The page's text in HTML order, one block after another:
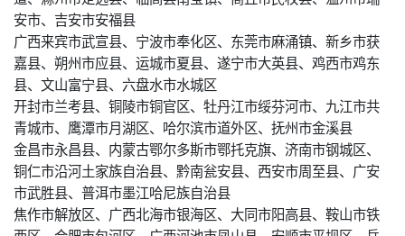
安市、吉安市安福县
广西来宾市武宣县、宁波市奉化区、东莞市麻涌镇、新乡市获
嘉县、朔州市应县、运城市夏县、遂宁市大英县、鸡西市鸡东
县、文山富宁县、六盘水市水城区
开封市兰考县、铜陵市铜官区、牡丹江市绥芬河市、九江市共
青城市、鹰潭市月湖区、哈尔滨市道外区、抚州市金溪县
金昌市永昌县、内蒙古鄂尔多斯市鄂托克旗、济南市钢城区、
铜仁市沿河土家族自治县、黔南瓮安县、西安市周至县、广安
市武胜县、普洱市墨江哈尼族自治县
焦作市解放区、广西北海市银海区、大同市阳高县、鞍山市铁